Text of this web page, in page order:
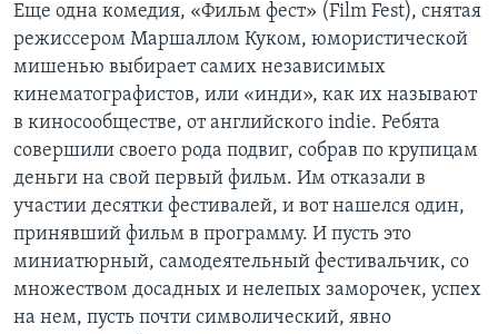
Еще одна комедия, «Фильм фест» (Film Fest), снятая
режиссером Маршаллом Куком, юмористической
мишенью выбирает самих независимых
кинематографистов, или «инди», как их называют
в киносообществе, от английского indie. Ребята
совершили своего рода подвиг, собрав по крупицам
деньги на свой первый фильм. Им отказали в
участии десятки фестивалей, и вот нашелся один,
принявший фильм в программу. И пусть это
миниатюрный, самодеятельный фестивальчик, со
множеством досадных и нелепых заморочек, успех
на нем, пусть почти символический, явно